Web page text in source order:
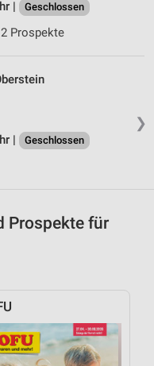
|
Geschlossen
Prospekte
❯
|
Geschlossen
Prospekte für
oder
von